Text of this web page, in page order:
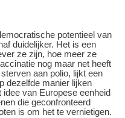
potentieel van
duidelijker. Het is een
ze zijn, hoe meer ze
nog maar net heeft
aan polio, lijkt een
dezelfde manier lijken
van Europese eenheid
die geconfronteerd
is om het te vernietigen.